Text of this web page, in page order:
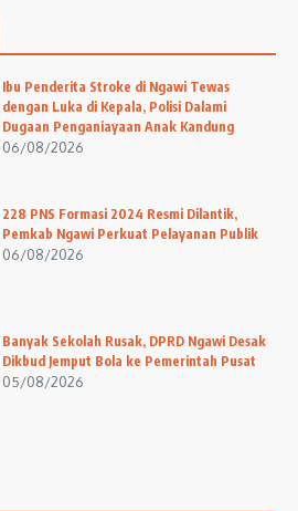
Ibu Penderita Stroke di Ngawi Tewas
dengan Luka di Kepala, Polisi Dalami
Dugaan Penganiayaan Anak Kandung
06/08/2026
228 PNS Formasi 2024 Resmi Dilantik,
Pemkab Ngawi Perkuat Pelayanan Publik
06/08/2026
Banyak Sekolah Rusak, DPRD Ngawi Desak
Dikbud Jemput Bola ke Pemerintah Pusat
05/08/2026